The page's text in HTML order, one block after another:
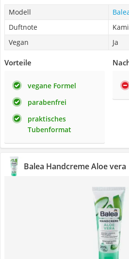
Modell
Duftnote
Vegan
Ja
Vorteile
vegane Formel
parabenfrei
praktisches
Tubenformat
Balea Handcreme Aloe vera